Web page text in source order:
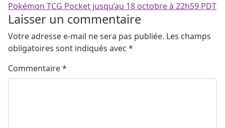
Pokémon TCG Pocket jusqu’au 18 octobre à 22h59 PDT
Laisser un commentaire
Votre adresse e-mail ne sera pas publiée. Les champs
obligatoires sont indiqués avec *
Commentaire*